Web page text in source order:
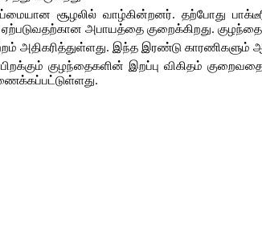
சூழலில் வாழ்கின்றனர். தற்போது
அபாயத்தை குறைக்கிறது.
அதிகரித்துள்ளது. இந்த இரண்டு காரணிகளும்
பிறக்கும் குழந்தைகளின் இறப்பு விகிதம்